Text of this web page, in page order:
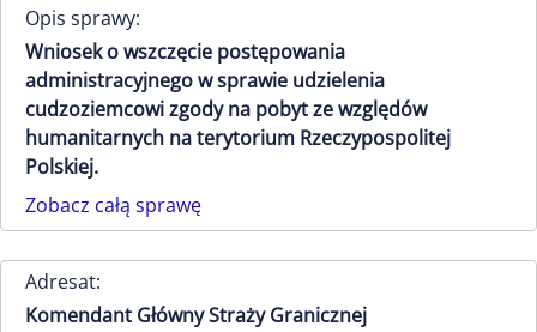
Opis sprawy:
Wniosek o wszczęcie postępowania
administracyjnego w sprawie udzielenia
cudzoziemcowi zgody na pobyt ze względów
humanitarnych na terytorium Rzeczypospolitej
Polskiej.
Zobacz całą sprawę
Adresat:
Komendant Główny Straży Granicznej